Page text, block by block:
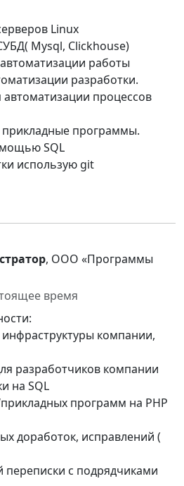
Linux
Mysql, Clickhouse)
работы
разработки.
процессов
программы.
SQL
использую git
, ООО «Программы
время
компании,
разработчиков компании
на SQL
программ на PHP
доработок, исправлений (
переписки с подрядчиками